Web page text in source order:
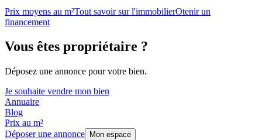
Prix moyens au m²Tout savoir sur l'immobilierOtenir un
financement
Vous êtes propriétaire ?
Déposez une annonce pour votre bien.
Je souhaite vendre mon bien
Annuaire
Blog
Prix au m²
Déposer une annonce
Mon espace